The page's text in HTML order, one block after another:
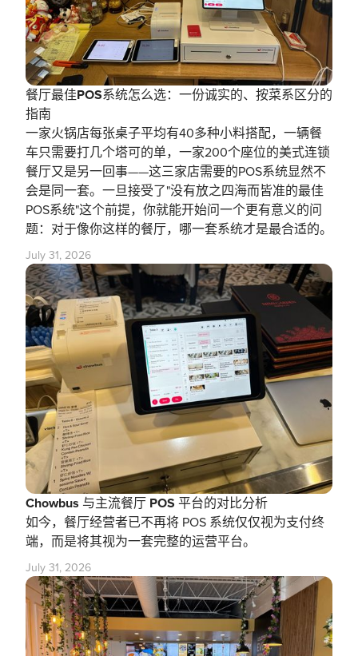
餐厅最佳POS系统怎么选：一份诚实的、按菜系区分的
指南
一家火锅店每张桌子平均有40多种小料搭配，一辆餐
车只需要打几个塔可的单，一家200个座位的美式连锁
餐厅又是另一回事——这三家店需要的POS系统显然不
会是同一套。一旦接受了"没有放之四海而皆准的最佳
POS系统"这个前提，你就能开始问一个更有意义的问
题：对于像你这样的餐厅，哪一套系统才是最合适的。
July 31, 2026
Chowbus 与主流餐厅 POS 平台的对比分析
如今，餐厅经营者已不再将 POS 系统仅仅视为支付终
端，而是将其视为一套完整的运营平台。
July 31, 2026